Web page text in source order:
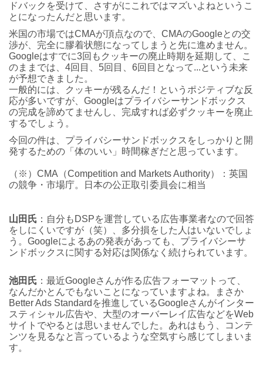
ドバックを受けて、さすがにこれではマズいよねというこ
とになったんだと思います。
米国の市場ではCMAが頂点なので、CMAのGoogleとの交
渉が、完全に膠着状態になってしまうと先に進めません。
Googleはすでに3回もクッキーの廃止時期を延期して、こ
のままでは、4回目、5回目、6回目となって...という未来
が予想できました。
一般的には、クッキーが残るんだ！というポジティブな反
応が多いですが、Googleはプライバシーサンドボックス
の完成を諦めてませんし、完成すれば必ずクッキーを廃止
するでしょう。
今回の件は、プライバシーサンドボックスをしっかりと開
発するための「体のいい」時間稼ぎだと思っています。
（※）CMA（Competition and Markets Authority）：英国
の競争・市場庁。日本の公正取引委員会に相当
山田氏 ：自分もDSPを運営している広告事業者なので回答
をしにくいですが（笑）、多分損をした人はいないでしょ
う。Googleによるあの発表があっても、プライバシーサ
ンドボックスに関する対応は関係なく続けられています。
池田氏 ：最近Googleさんが作る広告フォーマットって、
なんだかとんでもないことになっていますよね。まさか
Better Ads Standardを推進しているGoogleさんがインター
スティシャル広告や、大型のオーバーレイ広告などをWeb
サイトでやるとは思いませんでした。あれはもう、コンテ
ンツを見るなと言っているような空気すら感じてしまいま
す。